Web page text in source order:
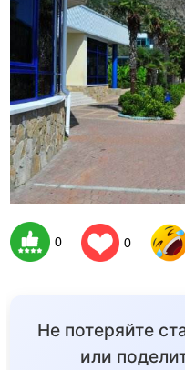
0 0
Не потеряйте
или